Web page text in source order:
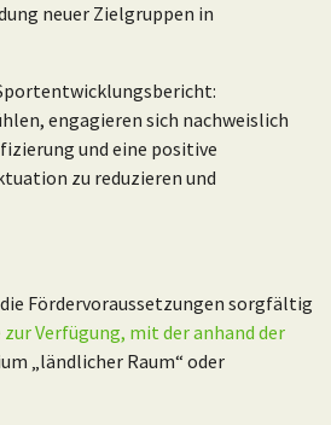
neuer Zielgruppen in
engagieren sich nachweislich
und eine positive
zu reduzieren und
Fördervoraussetzungen sorgfältig
zur Verfügung, mit der anhand der
„ländlicher Raum“ oder